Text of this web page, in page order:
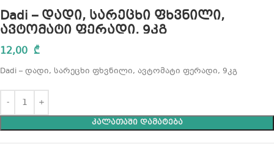
Dadi – დადი, სარეცხი ფხვნილი,
ავტომატი ფერადი, 9კგ
12,00 ₾
Dadi – დადი, სარეცხი ფხვნილი, ავტომატი ფერადი, 9კგ
ᲙᲐᲚᲐᲗᲐᲨᲘ ᲓᲐᲛᲐᲢᲔᲑᲐ